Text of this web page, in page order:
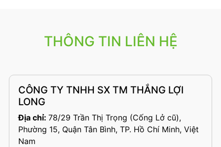
THÔNG TIN LIÊN HỆ
CÔNG TY TNHH SX TM THẮNG LỢI
LONG
Địa chỉ: 78/29 Trần Thị Trọng (Cống Lở cũ),
Phường 15, Quận Tân Bình, TP. Hồ Chí Minh, Việt
Nam